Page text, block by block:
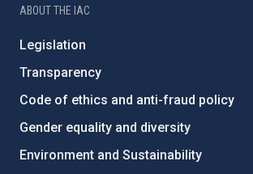
ABOUT THE IAC
Legislation
Transparency
Code of ethics and anti-fraud policy
Gender equality and diversity
Environment and Sustainability